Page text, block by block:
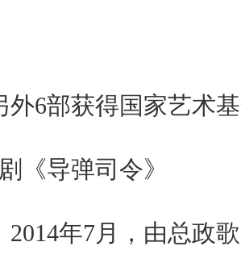
外6部获得国家艺术
《导弹司令》
2014年7月，由总政